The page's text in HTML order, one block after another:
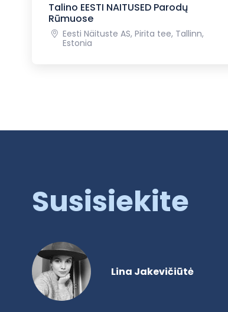
Talino EESTI NAITUSED Parodų
Rūmuose
Eesti Näituste AS, Pirita tee, Tallinn,
Estonia
Susisiekite
Lina Jakevičiūtė